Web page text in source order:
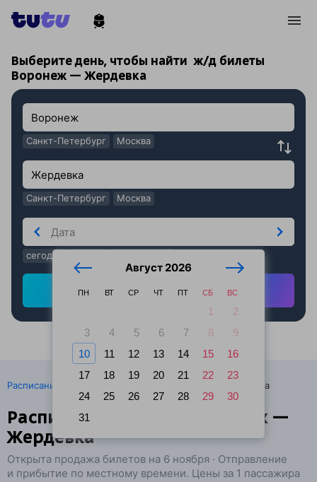
Выберите день, чтобы найти ж/д билеты
Воронеж — Жердевка
Санкт-Петербург Москва
Санкт-Петербург Москва
Август 2026
ПН ВТ СР ЧТ ПТ СБ ВС
1
2
3
4 5 6 7 8
9
10
11 12 13 14 15
16
17
18 19 20 21 22
23
24
25 26 27 28 29
30
31
сегодня
Найти ж/д билеты
Расписание поездов Ж/д билеты Воронеж → Жердевка
Расписание поездов Воронеж —
Жердевка
Открыта продажа билетов на 6 ноября · Отправление
и прибытие по местному времени. Цены за 1 пассажира